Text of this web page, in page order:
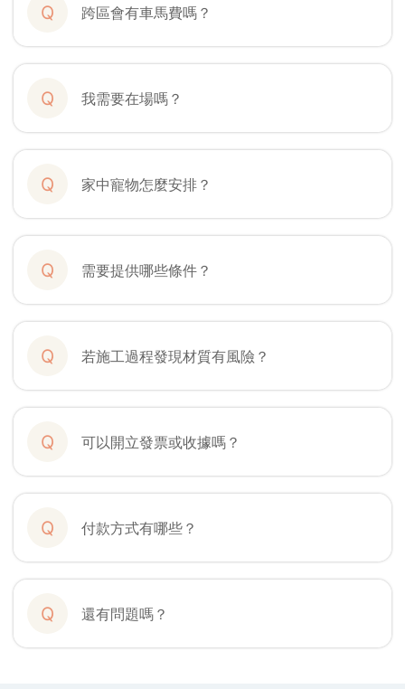
Q 跨區會有車馬費嗎？
Q 我需要在場嗎？
Q 家中寵物怎麼安排？
Q 需要提供哪些條件？
Q 若施工過程發現材質有風險？
Q 可以開立發票或收據嗎？
Q 付款方式有哪些？
Q 還有問題嗎？